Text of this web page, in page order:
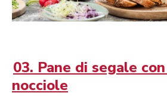
03. Pane di segale
nocciole